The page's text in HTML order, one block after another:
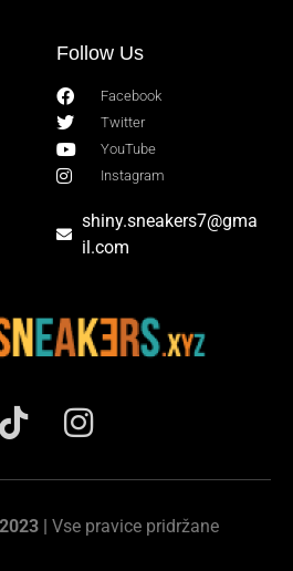
Follow Us
Facebook
Twitter
YouTube
Instagram
shiny.sneakers7@gma
il.com
| Vse pravice pridržane